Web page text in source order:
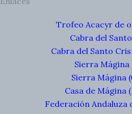
Trofeo Acacyr de
Cabra del
Cabra del Santo
Sierra Mágina
Sierra Mágina
Casa de Mágina
Federación Andaluza